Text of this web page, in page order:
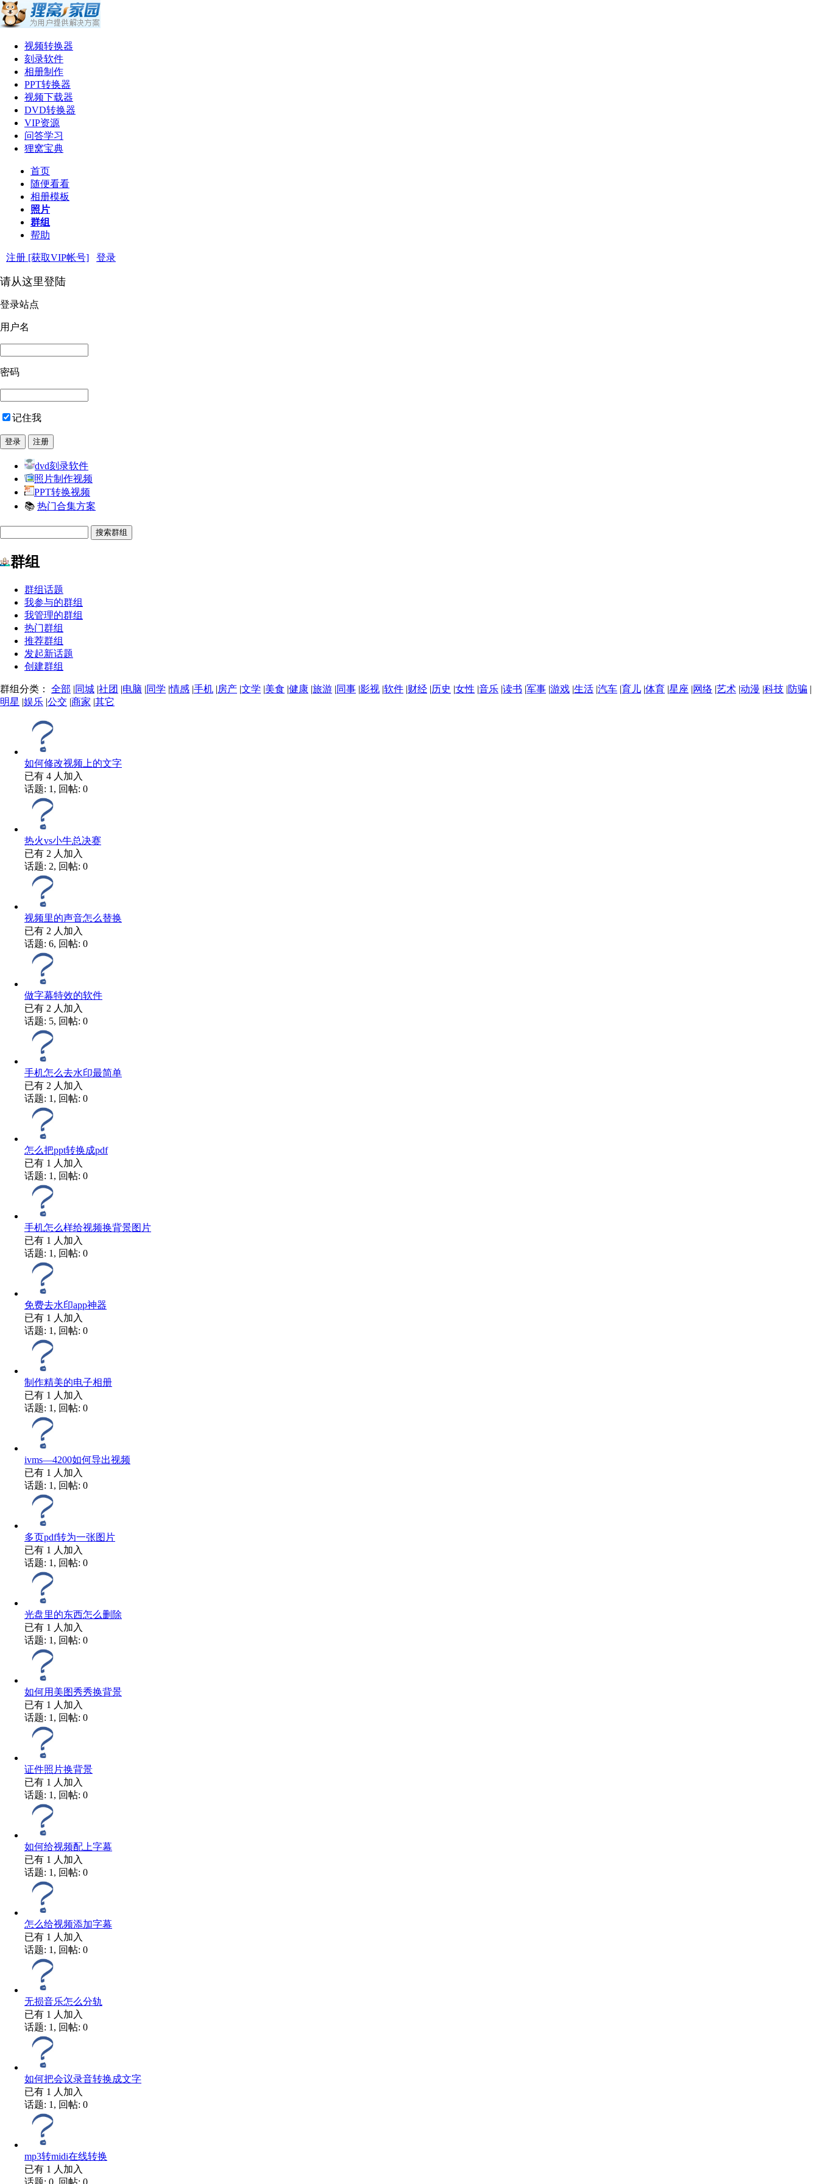
视频转换器
刻录软件
相册制作
PPT转换器
视频下载器
DVD转换器
VIP资源
问答学习
狸窝宝典
首页
随便看看
相册模板
照片
群组
帮助
注册 [获取VIP帐号] 登录
请从这里登陆
登录站点
用户名
密码
记住我
dvd刻录软件
照片制作视频
PPT转换视频
📚 热门合集方案
群组
群组话题
我参与的群组
我管理的群组
热门群组
推荐群组
发起新话题
创建群组
群组分类： 全部 |同城 |社团 |电脑 |同学 |情感 |手机 |房产 |文学 |美食 |健康 |旅游 |同事 |影视 |软件 |财经 |历史 |女性 |音乐 |读书 |军事 |游戏 |生活 |汽车 |育儿 |体育 |星座 |网络 |艺术 |动漫 |科技 |防骗 |
明星 |娱乐 |公交 |商家 |其它
如何修改视频上的文字
已有 4 人加入
话题: 1, 回帖: 0
热火vs小牛总决赛
已有 2 人加入
话题: 2, 回帖: 0
视频里的声音怎么替换
已有 2 人加入
话题: 6, 回帖: 0
做字幕特效的软件
已有 2 人加入
话题: 5, 回帖: 0
手机怎么去水印最简单
已有 2 人加入
话题: 1, 回帖: 0
怎么把ppt转换成pdf
已有 1 人加入
话题: 1, 回帖: 0
手机怎么样给视频换背景图片
已有 1 人加入
话题: 1, 回帖: 0
免费去水印app神器
已有 1 人加入
话题: 1, 回帖: 0
制作精美的电子相册
已有 1 人加入
话题: 1, 回帖: 0
ivms—4200如何导出视频
已有 1 人加入
话题: 1, 回帖: 0
多页pdf转为一张图片
已有 1 人加入
话题: 1, 回帖: 0
光盘里的东西怎么删除
已有 1 人加入
话题: 1, 回帖: 0
如何用美图秀秀换背景
已有 1 人加入
话题: 1, 回帖: 0
证件照片换背景
已有 1 人加入
话题: 1, 回帖: 0
如何给视频配上字幕
已有 1 人加入
话题: 1, 回帖: 0
怎么给视频添加字幕
已有 1 人加入
话题: 1, 回帖: 0
无损音乐怎么分轨
已有 1 人加入
话题: 1, 回帖: 0
如何把会议录音转换成文字
已有 1 人加入
话题: 1, 回帖: 0
mp3转midi在线转换
已有 1 人加入
话题: 0, 回帖: 0